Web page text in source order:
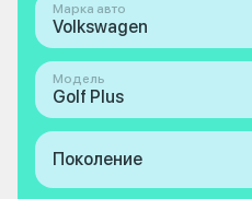
Марка авто
Volkswagen
Модель
Golf Plus
Поколение